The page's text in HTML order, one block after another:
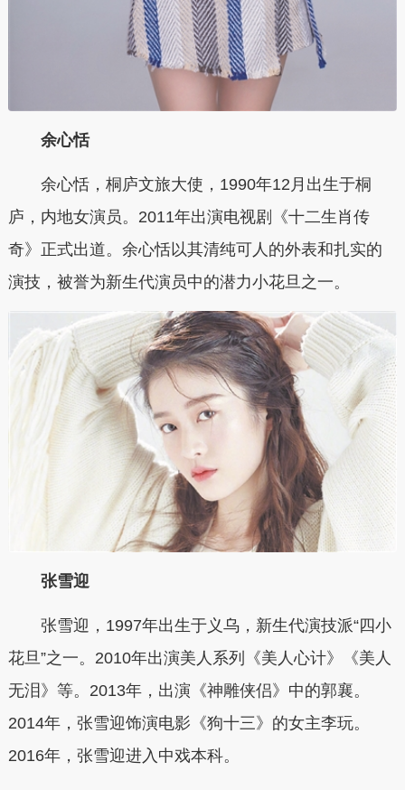
余心恬
余心恬，桐庐文旅大使，1990年12月出生于桐
庐，内地女演员。2011年出演电视剧《十二生肖传
奇》正式出道。余心恬以其清纯可人的外表和扎实的
演技，被誉为新生代演员中的潜力小花旦之一。
张雪迎
张雪迎，1997年出生于义乌，新生代演技派“四小
花旦”之一。2010年出演美人系列《美人心计》《美人
无泪》等。2013年，出演《神雕侠侣》中的郭襄。
2014年，张雪迎饰演电影《狗十三》的女主李玩。
2016年，张雪迎进入中戏本科。